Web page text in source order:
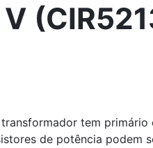
tem
de potência podem